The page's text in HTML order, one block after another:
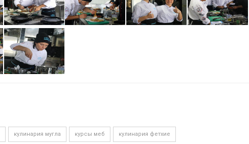
кулинария мугла курсы меб кулинария фетхие